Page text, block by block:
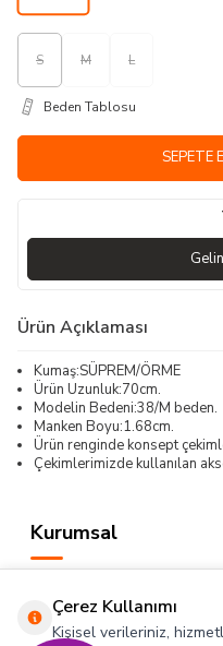
S M L
Beden Tablosu
SEPETE
Ürün Açıklaması
Kumaş:SÜPREM/ÖRME
Ürün Uzunluk:70cm.
Modelin Bedeni:38/M beden.
Manken Boyu:1.68cm.
Ürün renginde konsept
Çekimlerimizde kullanılan
Kurumsal
Hızlı Erişim
Çerez Kullanımı
Kişisel verileriniz,